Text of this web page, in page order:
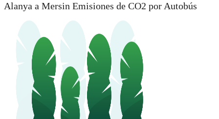
Alanya a Mersin Emisiones de CO2 por Autobús